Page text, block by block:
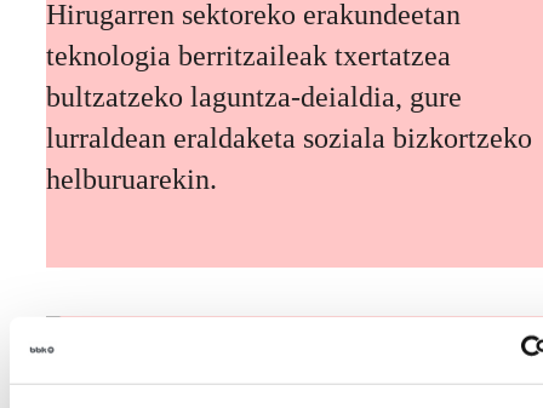
Hirugarren sektoreko erakundeetan
teknologia berritzaileak txertatzea
bultzatzeko laguntza-deialdia, gure
lurraldean eraldaketa soziala bizkortzeko
helburuarekin.
Etorkizuneko biztanleak